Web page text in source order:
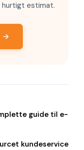
hurtigt estimat.
→
guide til e-
kundeservice